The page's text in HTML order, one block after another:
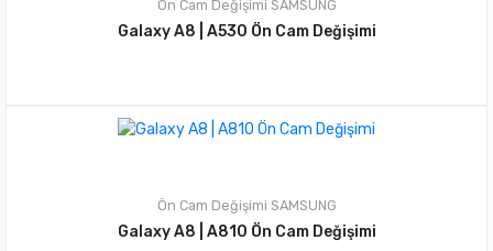
Ön Cam Değişimi SAMSUNG
Galaxy A8 | A530 Ön Cam Değişimi
Ön Cam Değişimi SAMSUNG
Galaxy A8 | A810 Ön Cam Değişimi